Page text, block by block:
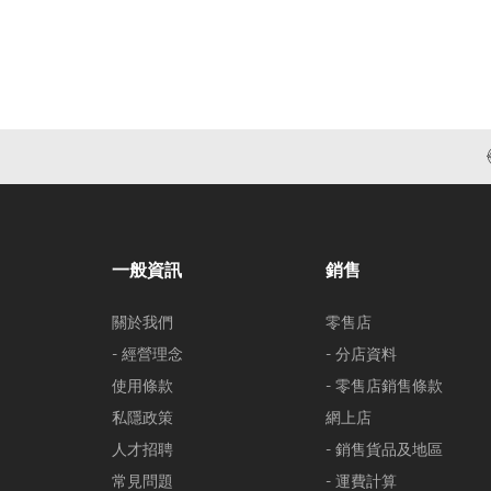
一般資訊
關於我們
- 經營理念
使用條款
私隱政策
人才招聘
常見問題
銷售
零售店
- 分店資料
- 零售店銷售條款
網上店
- 銷售貨品及地區
- 運費計算